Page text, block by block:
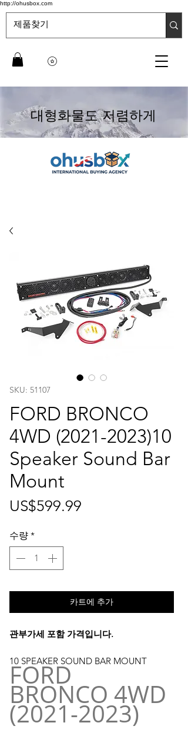
http://ohusbox.com
대형화물도 저렴하게
SKU: 51107
FORD BRONCO
4WD (2021-2023)10
Speaker Sound Bar
Mount
US$599.99
수량 *
카트에 추가
관부가세 포함 가격입니다.
10 SPEAKER SOUND BAR MOUNT
FORD
BRONCO 4WD
(2021-2023)